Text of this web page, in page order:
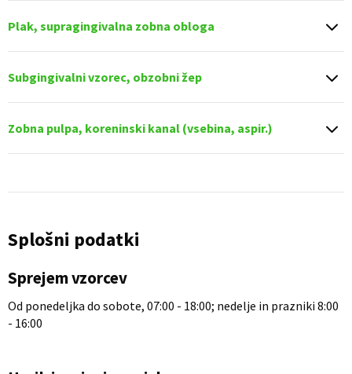
Plak, supragingivalna zobna obloga
Subgingivalni vzorec, obzobni žep
Zobna pulpa, koreninski kanal (vsebina, aspir.)
Splošni podatki
Sprejem vzorcev
Od ponedeljka do sobote, 07:00 - 18:00; nedelje in prazniki 8:00
- 16:00